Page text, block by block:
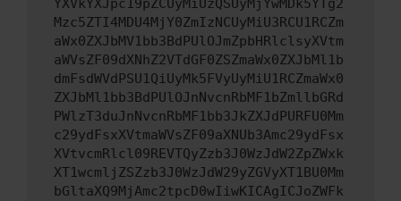
YXVkYXJpc19pZCUyMiUzQSUyMjYwMDk5YTg2
Mzc5ZTI4MDU4MjY0ZmIzNCUyMiU3RCU1RCZm
aWx0ZXJbMV1bb3BdPUlOJmZpbHRlclsyXVtm
aWVsZF09dXNhZ2VTdGF0ZSZmaWx0ZXJbMl1b
dmFsdWVdPSU1QiUyMk5FVyUyMiU1RCZmaWx0
ZXJbMl1bb3BdPUlOJnNvcnRbMF1bZmllbGRd
PWlzT3duJnNvcnRbMF1bb3JkZXJdPURFU0Mm
c29ydFsxXVtmaWVsZF09aXNUb3Amc29ydFsx
XVtvcmRlcl09REVTQyZzb3J0WzJdW2ZpZWxk
XT1wcmljZSZzb3J0WzJdW29yZGVyXT1BU0Mm
bGltaXQ9MjAmc2tpcD0wIiwKICAgICJoZWFk